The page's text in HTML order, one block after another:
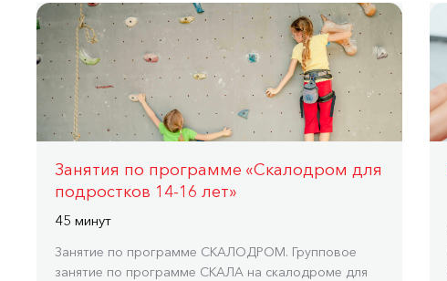
Занятия по программе «Скалодром для
подростков 14-16 лет»
45 минут
Занятие по программе СКАЛОДРОМ. Групповое
занятие по программе СКАЛА на скалодроме для